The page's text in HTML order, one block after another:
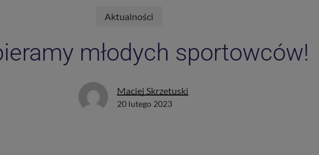
Aktualności
młodych sportowców!
Maciej Skrzetuski
20 lutego 2023